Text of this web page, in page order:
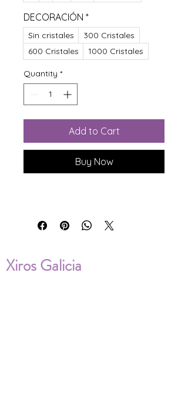
DECORACIÓN *
Sin cristales
300 Cristales
600 Cristales
1000 Cristales
Quantity *
Add to Cart
Buy Now
Xiros Galicia